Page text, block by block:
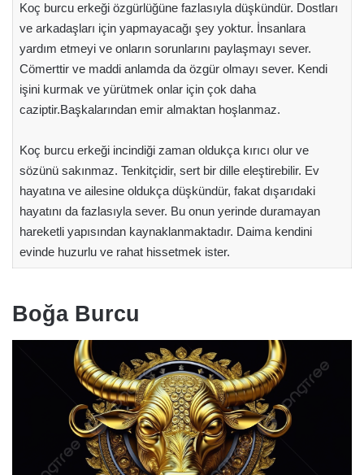
Koç burcu erkeği özgürlüğüne fazlasıyla düşkündür. Dostları
ve arkadaşları için yapmayacağı şey yoktur. İnsanlara
yardım etmeyi ve onların sorunlarını paylaşmayı sever.
Cömerttir ve maddi anlamda da özgür olmayı sever. Kendi
işini kurmak ve yürütmek onlar için çok daha
caziptir.Başkalarından emir almaktan hoşlanmaz.
Koç burcu erkeği incindiği zaman oldukça kırıcı olur ve
sözünü sakınmaz. Tenkitçidir, sert bir dille eleştirebilir. Ev
hayatına ve ailesine oldukça düşkündür, fakat dışarıdaki
hayatını da fazlasıyla sever. Bu onun yerinde duramayan
hareketli yapısından kaynaklanmaktadır. Daima kendini
evinde huzurlu ve rahat hissetmek ister.
Boğa Burcu